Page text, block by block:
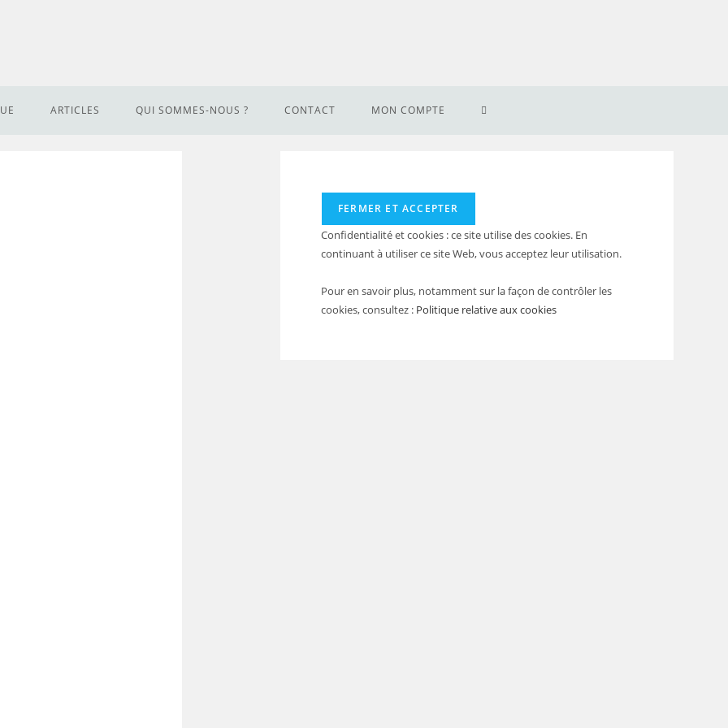
ARTICLES QUI SOMMES-NOUS ? CONTACT MON COMPTE TOGGLE
Confidentialité et cookies : ce site utilise des cookies. En
continuant à utiliser ce site Web, vous acceptez leur utilisation.
Pour en savoir plus, notamment sur la façon de contrôler les
cookies, consultez : Politique relative aux cookies